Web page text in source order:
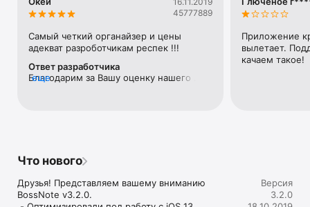
приложении;
     • Интуитивная система распознавания текста;
    •  Используйте блокнот для быстрых заметок на лекциях
45777889
Самый четкий органайзер и цены
адекват разроботчикам респек !!!
Ответ разработчика
Благодарим за Вашу оценку нашего
еще
Приложение
вылетает.
качаем такое!
Что нового
Друзья! Представляем вашему вниманию
BossNote v3.2.0.
Версия
3.2.0